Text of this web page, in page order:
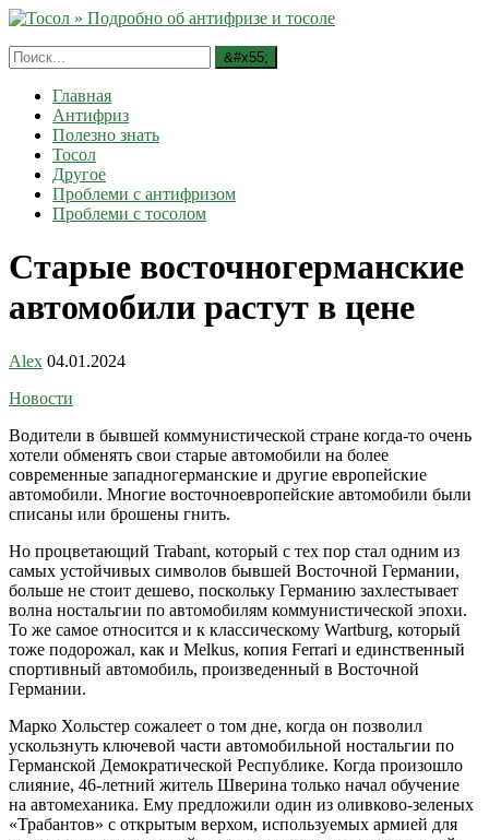
Главная
Антифриз
Полезно знать
Тосол
Другое
Проблеми с антифризом
Проблеми с тосолом
Старые восточногерманские
автомобили растут в цене
Alex 04.01.2024
Новости
Водители в бывшей коммунистической стране когда-то очень
хотели обменять свои старые автомобили на более
современные западногерманские и другие европейские
автомобили. Многие восточноевропейские автомобили были
списаны или брошены гнить.
Но процветающий Trabant, который с тех пор стал одним из
самых устойчивых символов бывшей Восточной Германии,
больше не стоит дешево, поскольку Германию захлестывает
волна ностальгии по автомобилям коммунистической эпохи.
То же самое относится и к классическому Wartburg, который
тоже подорожал, как и Melkus, копия Ferrari и единственный
спортивный автомобиль, произведенный в Восточной
Германии.
Марко Хольстер сожалеет о том дне, когда он позволил
ускользнуть ключевой части автомобильной ностальгии по
Германской Демократической Республике. Когда произошло
слияние, 46-летний житель Шверина только начал обучение
на автомеханика. Ему предложили один из оливково-зеленых
«Трабантов» с открытым верхом, используемых армией для